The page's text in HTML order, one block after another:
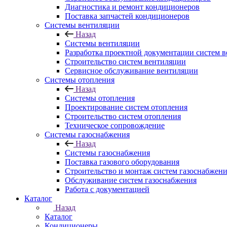
Диагностика и ремонт кондиционеров
Поставка запчастей кондиционеров
Системы вентиляции
Назад
Системы вентиляции
Разработка проектной документации систем
Строительство систем вентиляции
Сервисное обслуживание вентиляции
Системы отопления
Назад
Системы отопления
Проектирование систем отопления
Строительство систем отопления
Техническое сопровождение
Системы газоснабжения
Назад
Системы газоснабжения
Поставка газового оборудования
Строительство и монтаж систем
Обслуживание систем газоснабжения
Работа с документацией
Каталог
Назад
Каталог